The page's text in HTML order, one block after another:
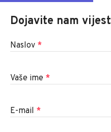
Dojavite nam vijest
Naslov *
Vaše ime *
E-mail *